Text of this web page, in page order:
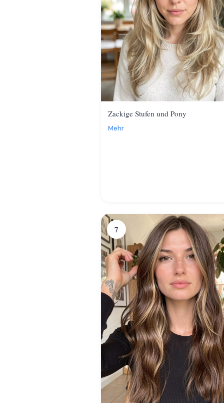
Zackige Stufen und Pony
Mehr
7